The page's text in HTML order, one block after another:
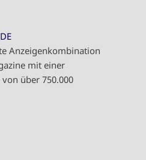
Anzeigenkombination
mit einer
über 750.000